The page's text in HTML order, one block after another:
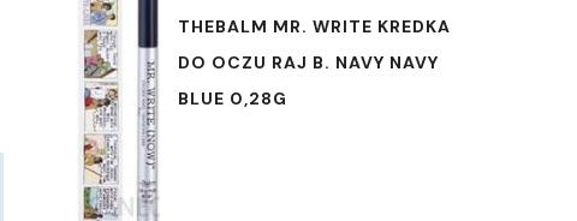
THEBALM MR. WRITE KREDKA
DO OCZU RAJ B. NAVY NAVY
BLUE 0,28G